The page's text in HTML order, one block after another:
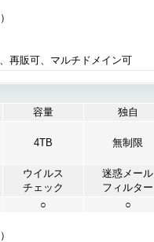
再販可、マルチドメイン可
容量 独自
4TB 無制限
ウイルス
チェック
迷惑メール
フィルター
○ ○